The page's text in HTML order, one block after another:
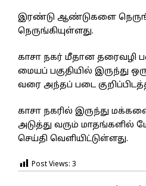
இரண்டு ஆண்டுகளை
நெருங்கியுள்ளது.
காசா நகர் மீதான தரைவழி
மையப் பகுதியில்
வரை அந்தப் படை
காசா நகரில் இருந்து
அடுத்து வரும்
செய்தி வெளியிட்டுள்ளது.
Post Views: 3